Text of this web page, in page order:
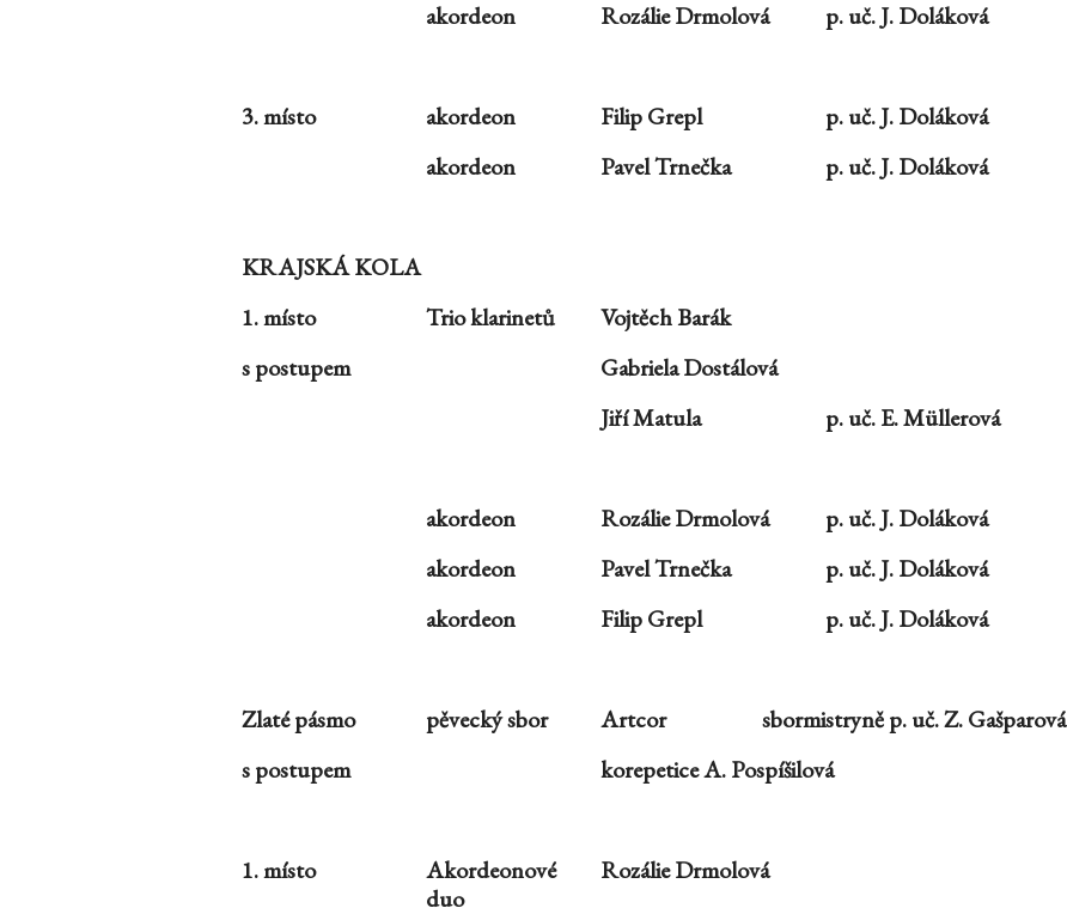
akordeon Rozálie Drmolová p. uč. J. Doláková
3. místo akordeon Filip Grepl
p. uč. J. Doláková
akordeon
Pavel Trnečka p. uč. J. Doláková
KRAJSKÁ KOLA
1. místo
Trio klarinetů
Vojtěch Barák
s postupem
Gabriela Dostálová
Jiří Matula
p. uč. E. Müllerová
akordeon Rozálie Drmolová
p. uč. J. Doláková
akordeon
Pavel Trnečka
p. uč. J. Doláková
akordeon
Filip Grepl p. uč. J. Doláková
Zlaté pásmo pěvecký sbor Artcor sbormistryně p. uč. Z. Gašparová
s postupem
korepetice A. Pospíšilová
1. místo
Akordeonové
duo
Rozálie Drmolová